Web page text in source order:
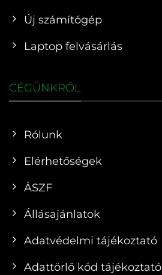
Új számítógép
Laptop felvásárlás
CÉGÜNKRŐL
Rólunk
Elérhetőségek
ÁSZF
Állásajánlatok
Adatvédelmi tájékoztató
Adattörlő kód tájékoztató